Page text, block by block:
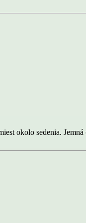
okolo sedenia.